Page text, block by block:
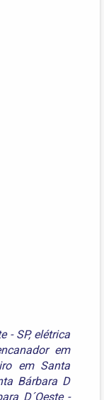
- SP, elétrica
em
em Santa
Bárbara D
D´Oeste -